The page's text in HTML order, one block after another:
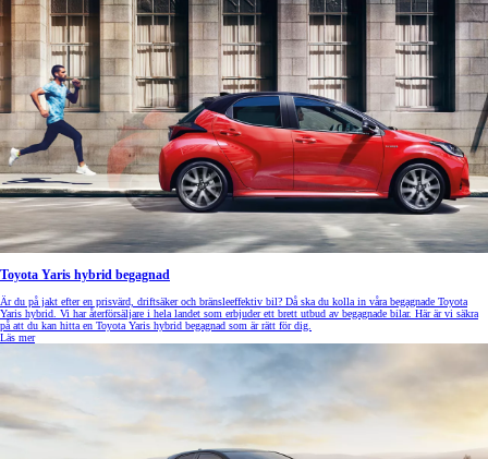
Toyota Yaris hybrid begagnad
Är du på jakt efter en prisvärd, driftsäker och bränsleeffektiv bil? Då ska du kolla in våra begagnade Toyota
Yaris hybrid. Vi har återförsäljare i hela landet som erbjuder ett brett utbud av begagnade bilar. Här är vi säkra
på att du kan hitta en Toyota Yaris hybrid begagnad som är rätt för dig.
Läs mer